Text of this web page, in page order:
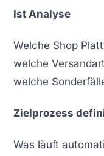
Ist Analyse
Welche Shop
welche
welche
Zielprozess
Was läuft